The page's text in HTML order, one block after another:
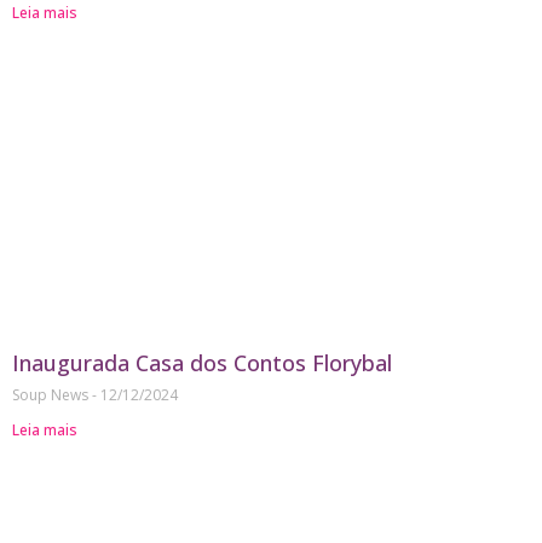
Leia mais
Inaugurada Casa dos Contos Florybal
Soup News
12/12/2024
Leia mais